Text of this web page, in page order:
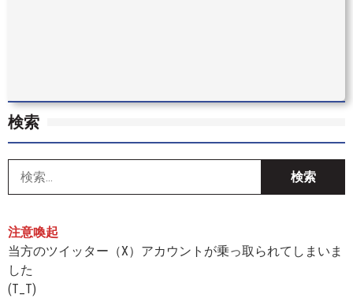
検索
注意喚起
当方のツイッター（X）アカウントが乗っ取られてしまいま
した
(T_T)